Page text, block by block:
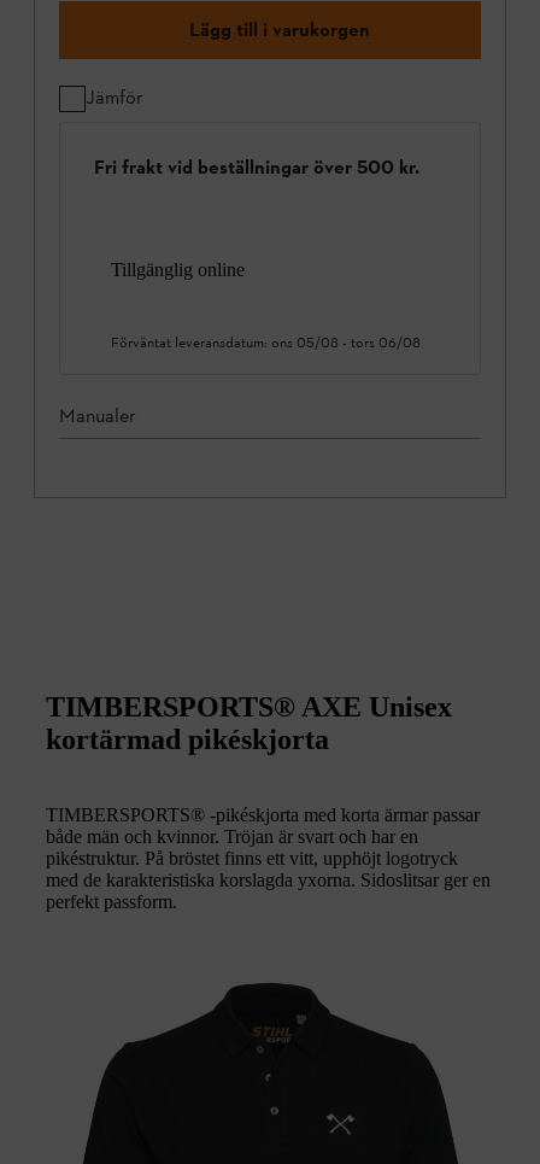
Lägg till i varukorgen
Jämför
Fri frakt vid beställningar över 500 kr.
Tillgänglig online
Förväntat leveransdatum: ons 05/08 - tors 06/08
Manualer
TIMBERSPORTS® AXE Unisex
kortärmad pikéskjorta
TIMBERSPORTS® -pikéskjorta med korta ärmar passar
både män och kvinnor. Tröjan är svart och har en
pikéstruktur. På bröstet finns ett vitt, upphöjt logotryck
med de karakteristiska korslagda yxorna. Sidoslitsar ger en
perfekt passform.